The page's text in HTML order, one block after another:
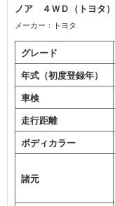
ノア ４ＷＤ（トヨタ）
メーカー：トヨタ
グレード
年式（初度登録年）
車検
走行距離
ボディカラー
諸元